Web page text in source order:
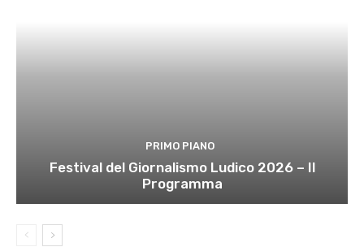
PRIMO PIANO
Festival del Giornalismo Ludico 2026 – Il
Programma